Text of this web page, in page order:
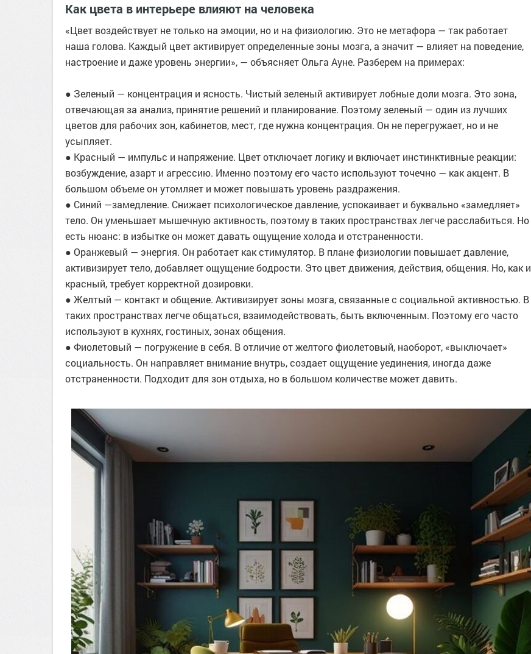
Как цвета в интерьере влияют на человека
«Цвет воздействует не только на эмоции, но и на физиологию. Это не метафора — так работает
наша голова. Каждый цвет активирует определенные зоны мозга, а значит — влияет на поведение,
настроение и даже уровень энергии», — объясняет Ольга Ауне. Разберем на примерах:
● Зеленый — концентрация и ясность. Чистый зеленый активирует лобные доли мозга. Это зона,
отвечающая за анализ, принятие решений и планирование. Поэтому зеленый — один из лучших
цветов для рабочих зон, кабинетов, мест, где нужна концентрация. Он не перегружает, но и не
усыпляет.
● Красный — импульс и напряжение. Цвет отключает логику и включает инстинктивные реакции:
возбуждение, азарт и агрессию. Именно поэтому его часто используют точечно — как акцент. В
большом объеме он утомляет и может повышать уровень раздражения.
● Синий —замедление. Снижает психологическое давление, успокаивает и буквально «замедляет»
тело. Он уменьшает мышечную активность, поэтому в таких пространствах легче расслабиться. Но
есть нюанс: в избытке он может давать ощущение холода и отстраненности.
● Оранжевый — энергия. Он работает как стимулятор. В плане физиологии повышает давление,
активизирует тело, добавляет ощущение бодрости. Это цвет движения, действия, общения. Но, как и
красный, требует корректной дозировки.
● Желтый — контакт и общение. Активизирует зоны мозга, связанные с социальной активностью. В
таких пространствах легче общаться, взаимодействовать, быть включенным. Поэтому его часто
используют в кухнях, гостиных, зонах общения.
● Фиолетовый — погружение в себя. В отличие от желтого фиолетовый, наоборот, «выключает»
социальность. Он направляет внимание внутрь, создает ощущение уединения, иногда даже
отстраненности. Подходит для зон отдыха, но в большом количестве может давить.